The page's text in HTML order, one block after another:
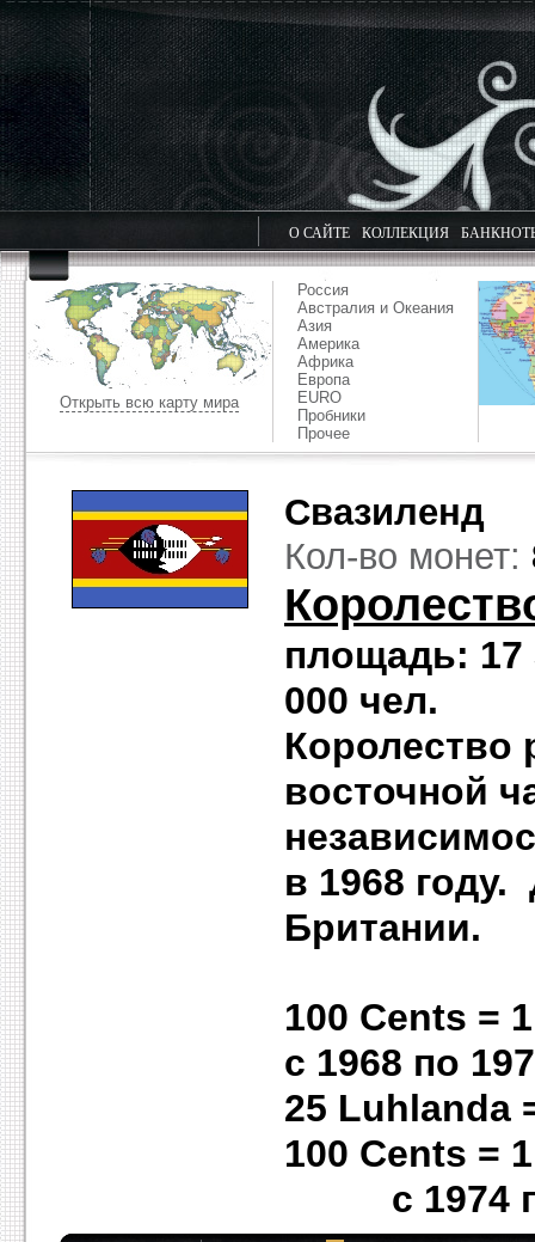
О САЙТЕ КОЛЛЕКЦИЯ
Открыть всю карту мира
Россия
Австралия и Океания
Азия
Америка
Африка
Европа
EURO
Пробники
Прочее
Свазиленд
Кол-во монет:
площадь: 17
000 чел.
Королество
восточной
в 1968 году.
Британии.
100
с 1968 по
25 Luhlanda
100 Cents =
с 1974